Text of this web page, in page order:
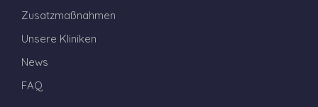
Zusatzmaßnahmen
Unsere Kliniken
News
FAQ